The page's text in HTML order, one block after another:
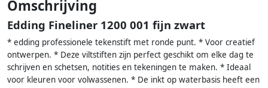
Omschrijving
Edding Fineliner 1200 001 fijn zwart
* edding professionele tekenstift met ronde punt. * Voor creatief
ontwerpen. * Deze viltstiften zijn perfect geschikt om elke dag te
schrijven en schetsen, notities en tekeningen te maken. * Ideaal
voor kleuren voor volwassenen. * De inkt op waterbasis heeft een